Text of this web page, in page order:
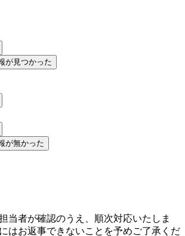
が見つかった
が無かった
当者が確認のうえ、順次対応いたしま
はお返事できないことを予めご了承くだ